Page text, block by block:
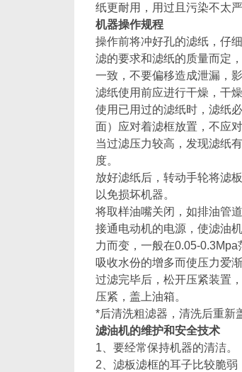
纸更耐用，用过且污染不太
机器操作规程
操作前将冲好孔的滤纸，仔
滤的要求和滤纸的质量而定
一致，不要偏移造成泄漏，影
滤纸使用前应进行干燥，干
使用已用过的滤纸时，滤纸
面）应对着滤框放置，不应
当过滤压力较高，发现滤纸
度。
放好滤纸后，转动手轮将滤
以免损坏机器。
将取样油嘴关闭，如排油管
接通电动机的电源，使滤油
力而变，一般在0.05-
吸收水份的增多而使压力爱
过滤完毕后，松开压紧装置
压紧，盖上油箱。
*后清洗粗滤器，清洗后重新
滤油机的维护和安全技术
1、要经常保持机器的清洁。
2、滤板滤框的耳子比较脆弱